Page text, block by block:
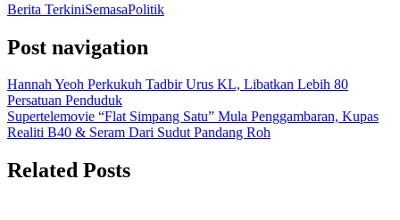
Berita TerkiniSemasaPolitik
Post navigation
Hannah Yeoh Perkukuh Tadbir Urus KL, Libatkan Lebih 80
Persatuan Penduduk
Supertelemovie “Flat Simpang Satu” Mula Penggambaran, Kupas
Realiti B40 & Seram Dari Sudut Pandang Roh
Related Posts